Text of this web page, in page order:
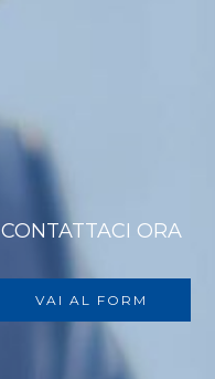
CONTATTACI ORA
VAI AL FORM